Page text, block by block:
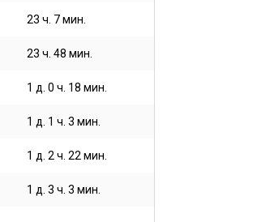
23 ч. 7 мин.
23 ч. 48 мин.
1 д. 0 ч. 18 мин.
1 д. 1 ч. 3 мин.
1 д. 2 ч. 22 мин.
1 д. 3 ч. 3 мин.